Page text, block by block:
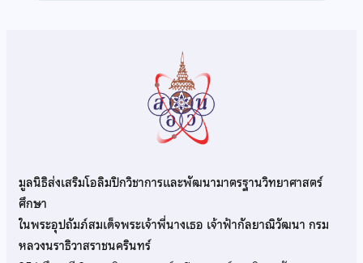
มูลนิธิส่งเสริมโอลิมปิกวิชาการและพัฒนามาตรฐานวิทยาศาสตร์
ศึกษา
ในพระอุปถัมภ์สมเด็จพระเจ้าพี่นางเธอ เจ้าฟ้ากัลยาณิวัฒนา กรม
หลวงนราธิวาสราชนครินทร์